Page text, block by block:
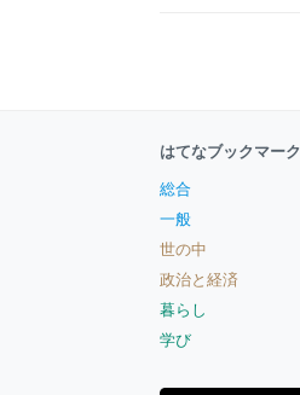
はてなブックマーク
総合
一般
世の中
政治と経済
暮らし
学び